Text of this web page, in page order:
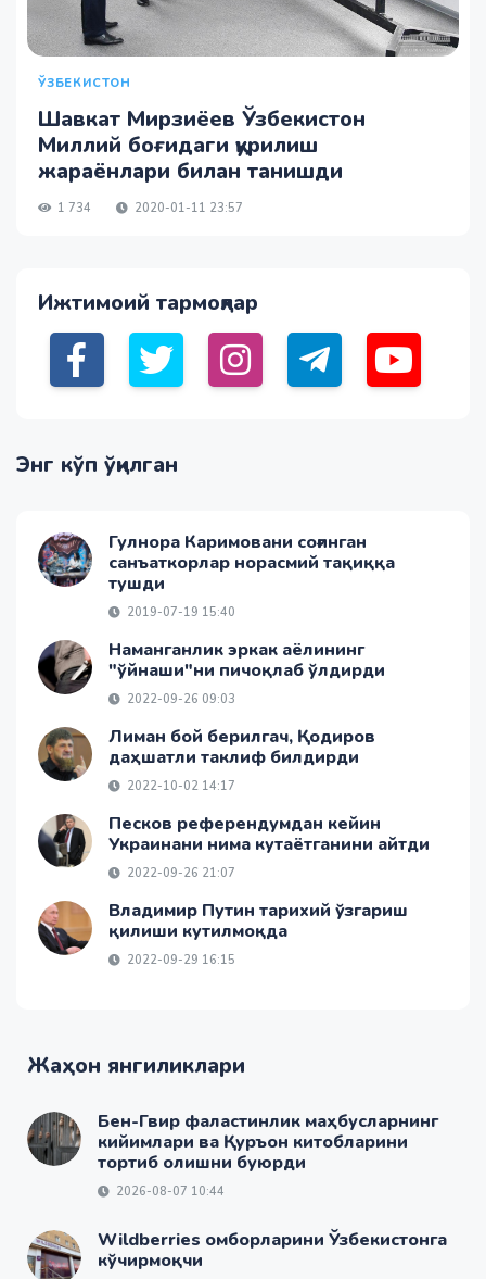
ЎЗБЕКИСТОН
Шавкат Мирзиёев Ўзбекистон
Миллий боғидаги қурилиш
жараёнлари билан танишди
1 734 2020-01-11 23:57
Ижтимоий тармоқлар
Энг кўп ўқилган
Гулнора Каримовани соғинган
санъаткорлар норасмий тақиққа
тушди
2019-07-19 15:40
Наманганлик эркак аёлининг
"ўйнаши"ни пичоқлаб ўлдирди
2022-09-26 09:03
Лиман бой берилгач, Қодиров
даҳшатли таклиф билдирди
2022-10-02 14:17
Песков референдумдан кейин
Украинани нима кутаётганини айтди
2022-09-26 21:07
Владимир Путин тарихий ўзгариш
қилиши кутилмоқда
2022-09-29 16:15
Жаҳон янгиликлари
Бен-Гвир фаластинлик маҳбусларнинг
кийимлари ва Қуръон китобларини
тортиб олишни буюрди
2026-08-07 10:44
Wildberries омборларини Ўзбекистонга
кўчирмоқчи